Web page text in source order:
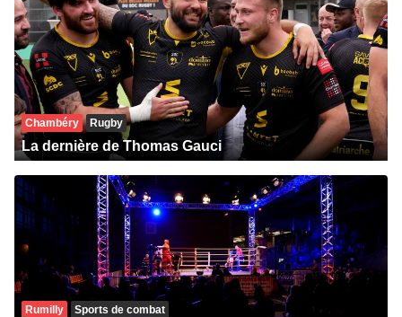
Chambéry Rugby
La dernière de Thomas Gauci
Rumilly Sports de combat